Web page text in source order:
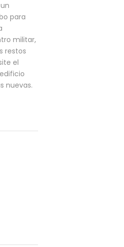
para
militar,
restos
el
nuevas.